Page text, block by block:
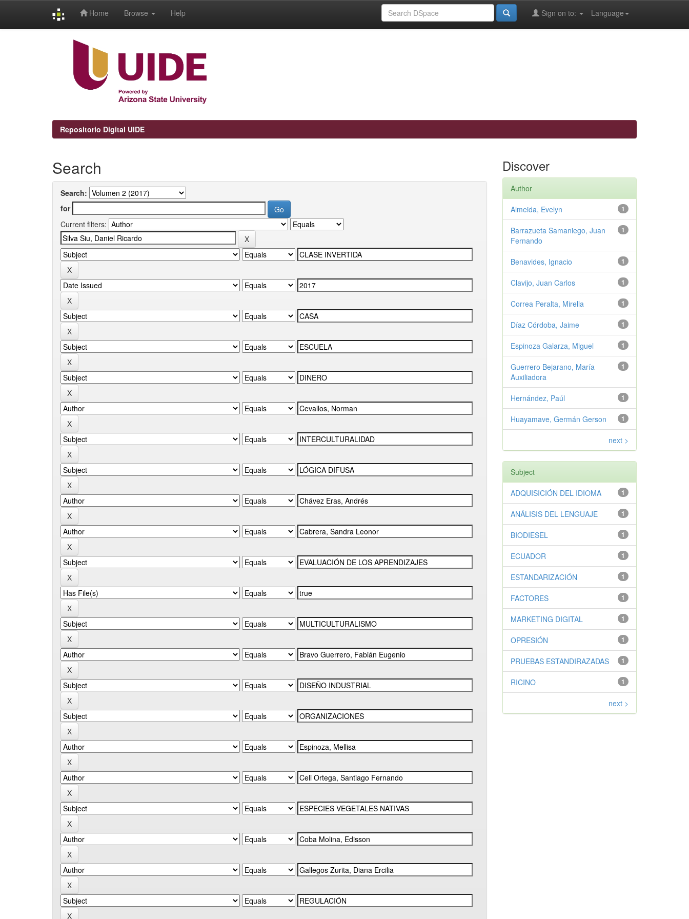
Home Browse Help Language
Sign on to:
Repositorio Digital UIDE
Search
Search:
for
Current filters:
Discover
Author
1
Almeida, Evelyn
1
Barrazueta Samaniego, Juan
Fernando
1
Benavides, Ignacio
1
Clavijo, Juan Carlos
1
Correa Peralta, Mirella
1
Díaz Córdoba, Jaime
1
Espinoza Galarza, Miguel
1
Guerrero Bejarano, María
Auxiliadora
1
Hernández, Paúl
1
Huayamave, Germán Gerson
next >
Subject
1
ADQUISICIÓN DEL IDIOMA
1
ANÁLISIS DEL LENGUAJE
1
BIODIESEL
1
ECUADOR
1
ESTANDARIZACIÓN
1
FACTORES
1
MARKETING DIGITAL
1
OPRESIÓN
1
PRUEBAS ESTANDIRAZADAS
1
RICINO
next >